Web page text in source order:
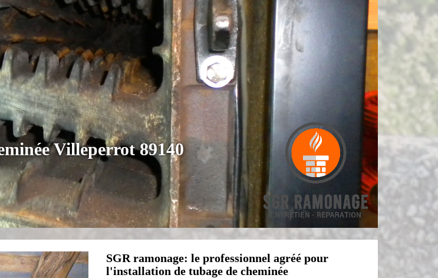
Villeperrot 89140
SGR ramonage: le professionnel agréé pour
l'installation de tubage de cheminée